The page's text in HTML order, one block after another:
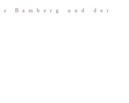
Bam­berg und der